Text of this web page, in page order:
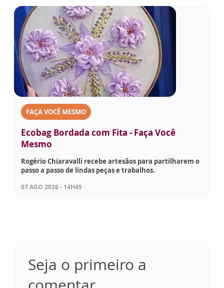
FAÇA VOCÊ MESMO
Ecobag Bordada com Fita - Faça Você
Mesmo
Rogério Chiaravalli recebe artesãos para partilharem o
passo a passo de lindas peças e trabalhos.
07 AGO 2026 - 14H45
Seja o primeiro a